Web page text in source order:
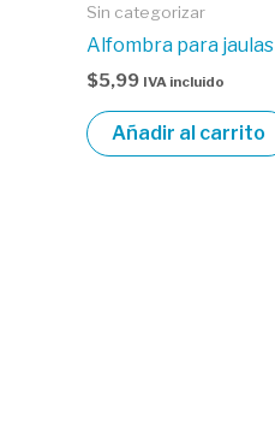
Sin categorizar
Alfombra para jaulas
$5,99 IVA incluido
Añadir al carrito